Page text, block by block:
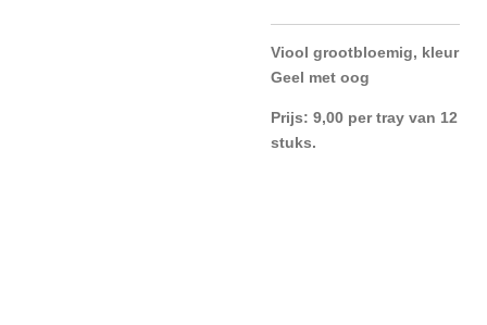
Viool grootbloemig, kleur
Geel met oog
Prijs: 9,00 per tray van 12
stuks.